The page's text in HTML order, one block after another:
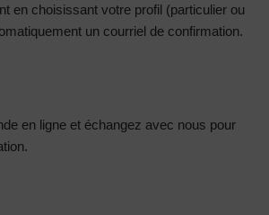
en choisissant votre profil (particulier ou
un courriel de confirmation.
en ligne et échangez avec nous pour